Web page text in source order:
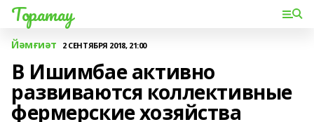
Торатау
Йәмғиәт 2 СЕНТЯБРЯ 2018, 21:00
В Ишимбае активно
развиваются коллективные
фермерские хозяйства